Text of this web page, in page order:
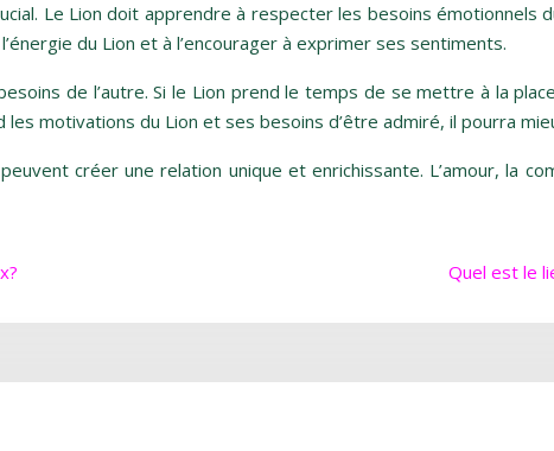
Le Lion doit apprendre à respecter les besoins émotionnels
du Lion et à l’encourager à exprimer ses sentiments.
de l’autre. Si le Lion prend le temps de se mettre à la
motivations du Lion et ses besoins d’être admiré, il pourra
créer une relation unique et enrichissante. L’amour, la
Quel est le